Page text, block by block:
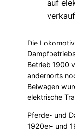
Die
Betrieb 1900
andernorts
Beiwagen
elektrische
Pferde- und
1920er- und